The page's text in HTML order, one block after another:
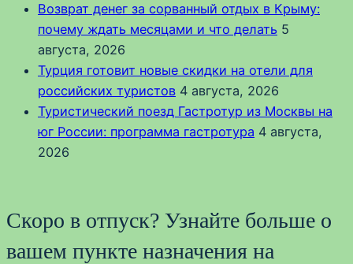
Возврат денег за сорванный отдых в Крыму:
почему ждать месяцами и что делать 5
августа, 2026
Турция готовит новые скидки на отели для
российских туристов 4 августа, 2026
Туристический поезд Гастротур из Москвы на
юг России: программа гастротура 4 августа,
2026
Скоро в отпуск? Узнайте больше о
вашем пункте назначения на